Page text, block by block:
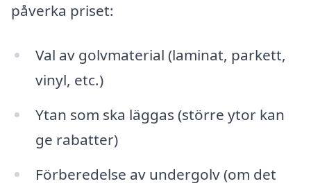
påverka priset:
Val av golvmaterial (laminat, parkett,
vinyl, etc.)
Ytan som ska läggas (större ytor kan
ge rabatter)
Förberedelse av undergolv (om det